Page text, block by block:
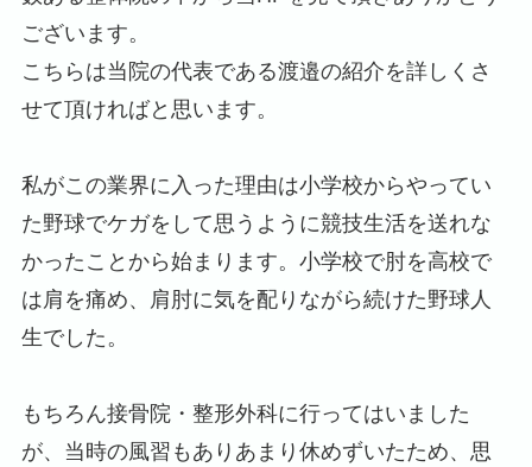
ございます。
こちらは当院の代表である渡邉の紹介を詳しくさ
せて頂ければと思います。
私がこの業界に入った理由は小学校からやってい
た野球でケガをして思うように競技生活を送れな
かったことから始まります。小学校で肘を高校で
は肩を痛め、肩肘に気を配りながら続けた野球人
生でした。
もちろん接骨院・整形外科に行ってはいました
が、当時の風習もありあまり休めずいたため、思